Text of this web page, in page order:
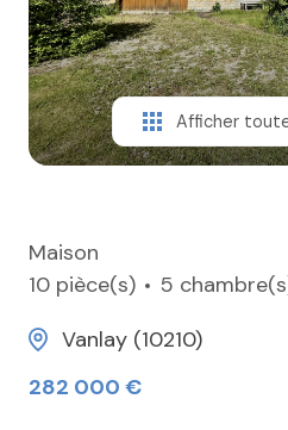
Afficher
Maison
10 pièce(s)
5
Vanlay (10210)
282 000 €